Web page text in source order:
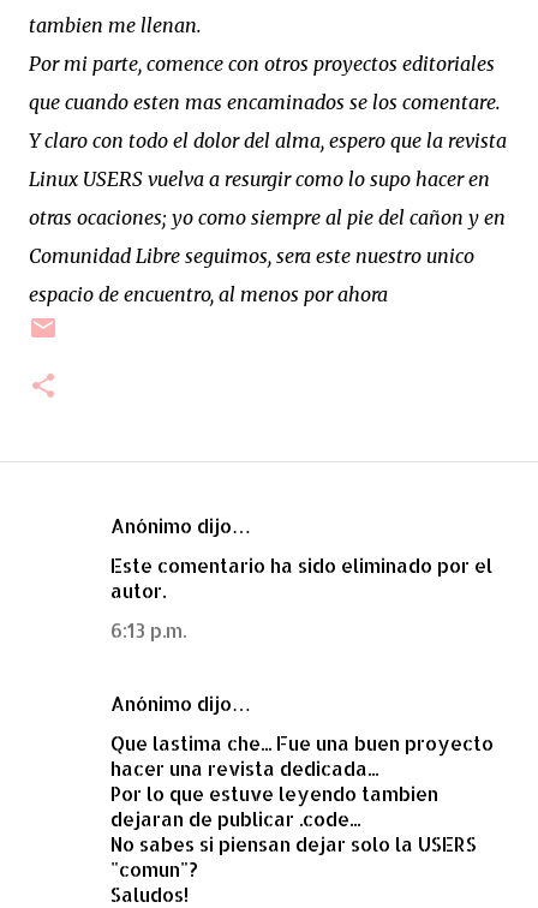
tambien me llenan.
Por mi parte, comence con otros proyectos editoriales
que cuando esten mas encaminados se los comentare.
Y claro con todo el dolor del alma, espero que la revista
Linux USERS vuelva a resurgir como lo supo hacer en
otras ocaciones; yo como siempre al pie del cañon y en
Comunidad Libre seguimos, sera este nuestro unico
espacio de encuentro, al menos por ahora
Anónimo dijo…
Este comentario ha sido eliminado por el
autor.
6:13 p.m.
Anónimo dijo…
Que lastima che... Fue una buen proyecto
hacer una revista dedicada...
Por lo que estuve leyendo tambien
dejaran de publicar .code...
No sabes si piensan dejar solo la USERS
"comun"?
Saludos!